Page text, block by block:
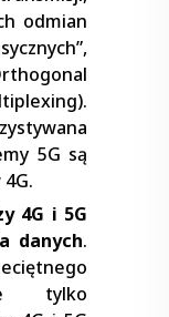
odmian
5G są
4G i 5G
danych.
tylko